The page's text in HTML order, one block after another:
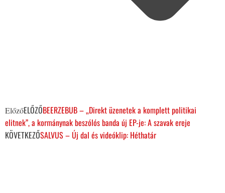
ElőzőELŐZŐBEERZEBUB – „Direkt üzenetek a komplett politikai
elitnek”, a kormánynak beszólós banda új EP-je: A szavak ereje
KÖVETKEZŐSALVUS – Új dal és videóklip: Héthatár